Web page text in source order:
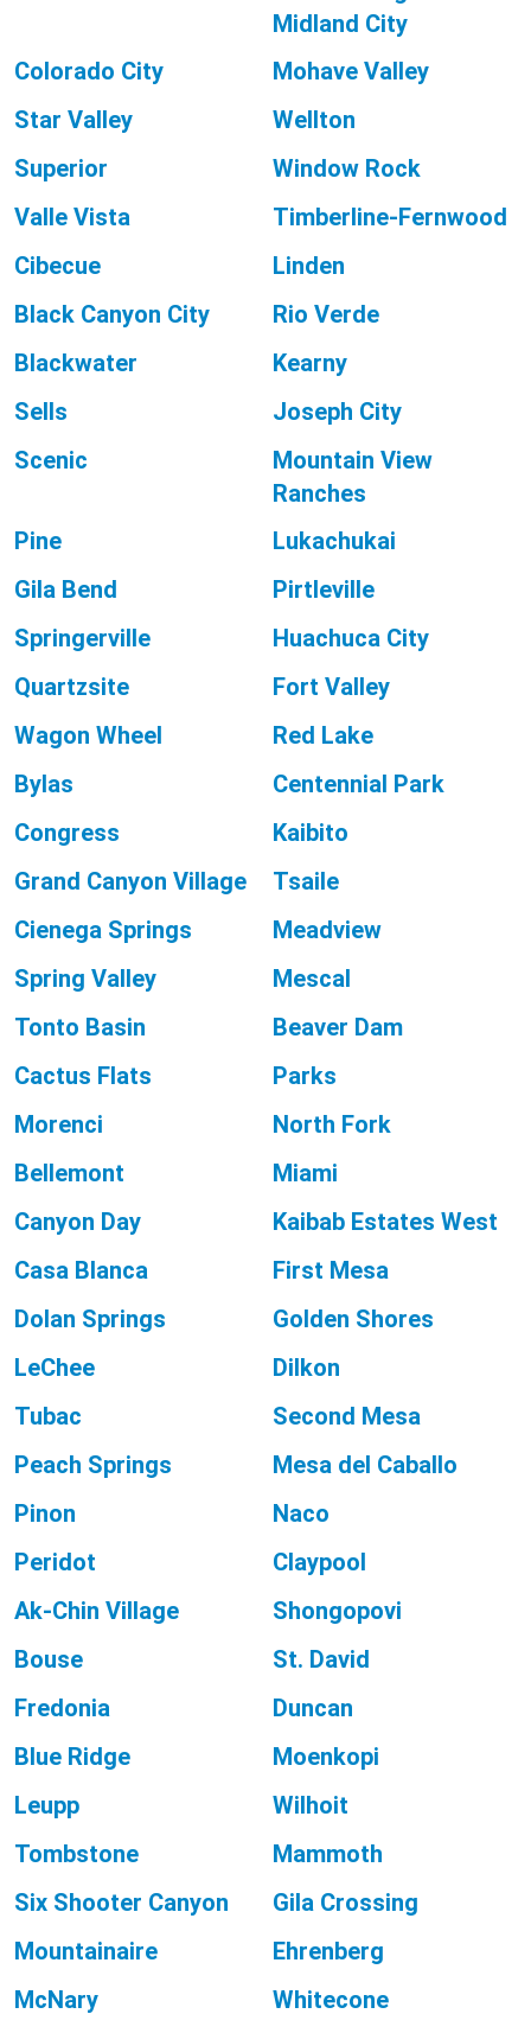
Midland City
Colorado City
Mohave Valley
Star Valley
Wellton
Superior
Window Rock
Valle Vista
Timberline-Fernwood
Cibecue
Linden
Black Canyon City
Rio Verde
Blackwater
Kearny
Sells
Joseph City
Scenic
Mountain View
Ranches
Pine
Lukachukai
Gila Bend
Pirtleville
Springerville
Huachuca City
Quartzsite
Fort Valley
Wagon Wheel
Red Lake
Bylas
Centennial Park
Congress
Kaibito
Grand Canyon Village
Tsaile
Cienega Springs
Meadview
Spring Valley
Mescal
Tonto Basin
Beaver Dam
Cactus Flats
Parks
Morenci
North Fork
Bellemont
Miami
Canyon Day
Kaibab Estates West
Casa Blanca
First Mesa
Dolan Springs
Golden Shores
LeChee
Dilkon
Tubac
Second Mesa
Peach Springs
Mesa del Caballo
Pinon
Naco
Peridot
Claypool
Ak-Chin Village
Shongopovi
Bouse
St. David
Fredonia
Duncan
Blue Ridge
Moenkopi
Leupp
Wilhoit
Tombstone
Mammoth
Six Shooter Canyon
Gila Crossing
Mountainaire
Ehrenberg
McNary
Whitecone